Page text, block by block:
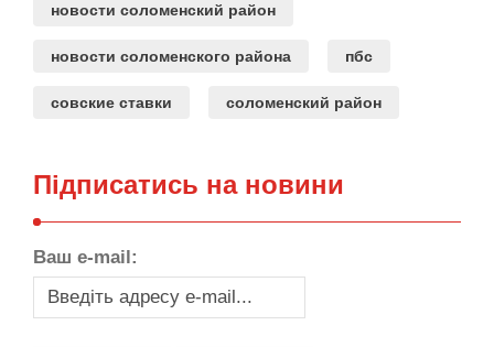
новости соломенский район
новости соломенского района пбс
совские ставки соломенский район
Підписатись на новини
Ваш e-mail: